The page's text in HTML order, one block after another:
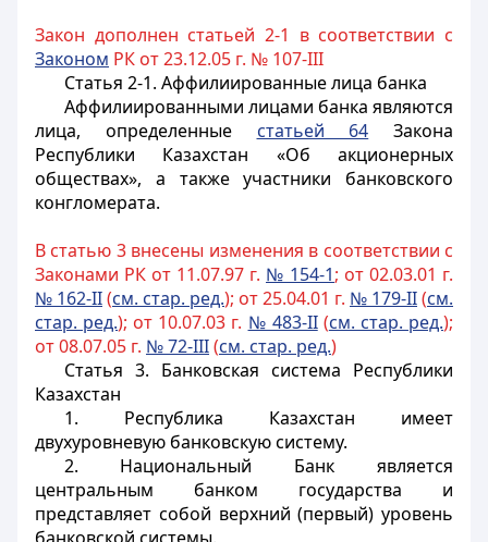
Закон дополнен статьей 2-1 в соответствии с
Законом РК от 23.12.05 г. № 107-III
Статья 2-1. Аффилиированные лица банка
Аффилиированными лицами банка являются
лица, определенные статьей 64 Закона
Республики Казахстан «Об акционерных
обществах», а также участники банковского
конгломерата.
В статью 3 внесены изменения в соответствии с
Законами РК от 11.07.97 г. № 154-1; от 02.03.01 г.
№ 162-II(см. стар. ред.); от 25.04.01 г. № 179-II(см.
стар. ред.); от 10.07.03 г. № 483-II(см. стар. ред.);
от 08.07.05 г. № 72-III(см. стар. ред.)
Статья 3. Банковская система Республики
Казахстан
1. Республика Казахстан имеет
двухуровневую банковскую систему.
2. Национальный Банк является
центральным банком государства и
представляет собой верхний (первый) уровень